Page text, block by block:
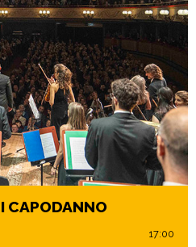
CAPODANNO
17:00